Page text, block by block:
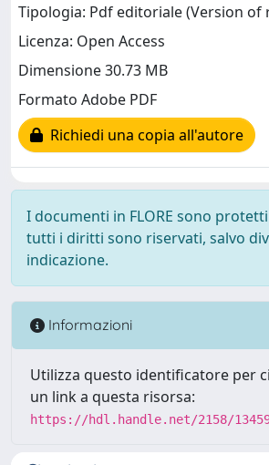
Tipologia: Pdf editoriale (Version of
Licenza: Open Access
Dimensione 30.73 MB
Formato Adobe PDF
Richiedi una copia all'autore
I documenti in FLORE sono
tutti i diritti sono riservati, salvo
indicazione.
Informazioni
Utilizza questo identificatore per
un link a questa risorsa:
https://hdl.handle.net/2158/